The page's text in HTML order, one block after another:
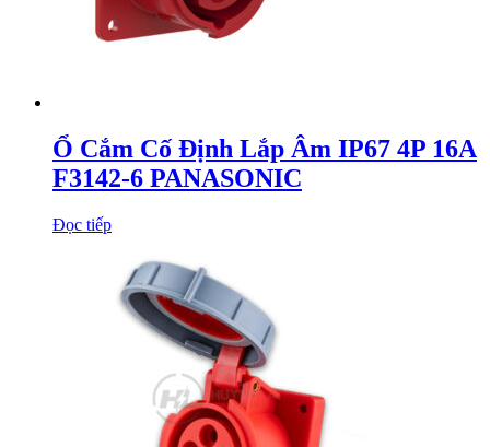
Ổ Cắm Cố Định Lắp Âm IP67 4P 16A
F3142-6 PANASONIC
Đọc tiếp